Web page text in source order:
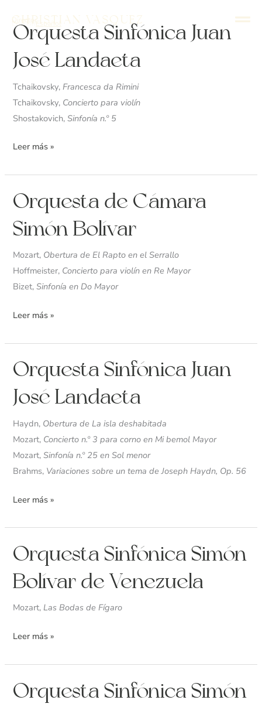
contenido
Christian Vasquez
Director
EnglishEspañol
Orquesta Sinfónica Juan
José Landaeta
Tchaikovsky,Francesca da Rimini
Tchaikovsky, Concierto para violín
Shostakovich,Sinfonía n.º 5
Orquesta
Sinfónica
Juan
Landaeta
Leer más »
Orquesta de Cámara
Simón Bolívar
Mozart, Obertura de El Rapto en el Serrallo
Hoffmeister, Concierto para violín en Re Mayor
Bizet,Sinfonía en Do Mayor
Orquesta
de
Cámara
Bolívar
Leer más »
Orquesta Sinfónica Juan
José Landaeta
Haydn, Obertura de La isla deshabitada
Mozart, Concierto n.º 3 para corno en Mi bemol Mayor
Mozart,Sinfonía n.º 25 en Sol menor
Brahms, Variaciones sobre un tema de Joseph Haydn, Op. 56
Orquesta
Sinfónica
Juan
Landaeta
Leer más »
Orquesta Sinfónica Simón
Bolívar de Venezuela
Mozart,Las Bodas de Fígaro
Orquesta
Sinfónica
Simón
de
Leer más »
Orquesta Sinfónica Simón
Orquesta
Sinfónica